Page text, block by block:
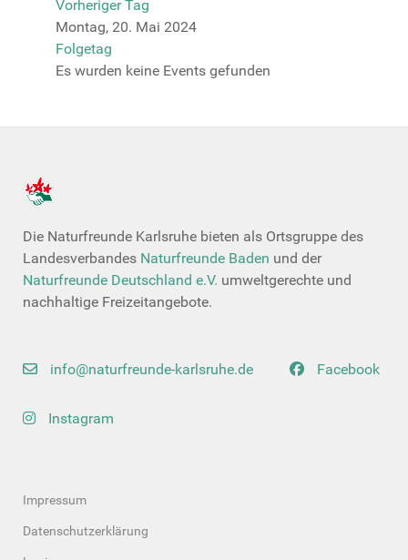
Vorheriger Tag
Montag, 20. Mai 2024
Folgetag
Es wurden keine Events gefunden
Die Naturfreunde Karlsruhe bieten als Ortsgruppe des
Landesverbandes Naturfreunde Baden und der
Naturfreunde Deutschland e.V. umweltgerechte und
nachhaltige Freizeitangebote.
info@naturfreunde-karlsruhe.de Facebook
Instagram
Impressum
Datenschutzerklärung